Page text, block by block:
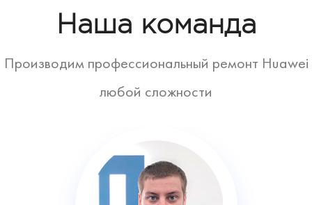
Наша команда
Производим профессиональный ремонт Huawei
любой сложности